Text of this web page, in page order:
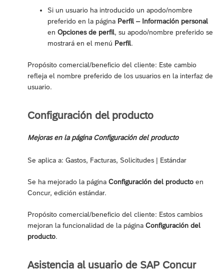
Si un usuario ha introducido un apodo/nombre
preferido en la página Perfil – Información personal
en Opciones de perfil, su apodo/nombre preferido se
mostrará en el menú Perfil.
Propósito comercial/beneficio del cliente: Este cambio
refleja el nombre preferido de los usuarios en la interfaz de
usuario.
Configuración del producto
Mejoras en la página Configuración del producto
Se aplica a: Gastos, Facturas, Solicitudes | Estándar
Se ha mejorado la página Configuración del producto en
Concur, edición estándar.
Propósito comercial/beneficio del cliente: Estos cambios
mejoran la funcionalidad de la página Configuración del
producto.
Asistencia al usuario de SAP Concur